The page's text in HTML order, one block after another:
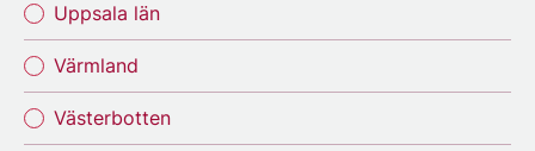
Uppsala län
Värmland
Västerbotten